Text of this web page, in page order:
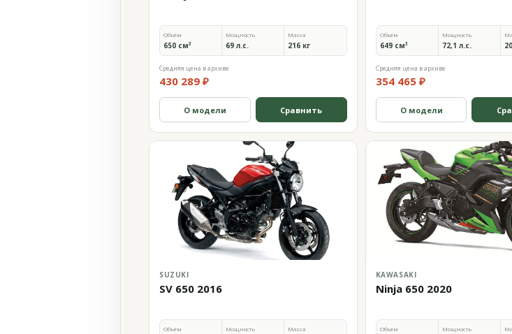
Объём
650 см³
Мощность
69 л.с.
Масса
216 кг
Средняя цена в архиве
430 289 ₽
О модели Сравнить
Объём
649 см³
Мощность
72,1 л.с.
Средняя цена в архиве
354 465 ₽
О модели
SUZUKI
SV 650 2016
Объём Мощность Масса
KAWASAKI
Ninja 650 2020
Объём Мощность